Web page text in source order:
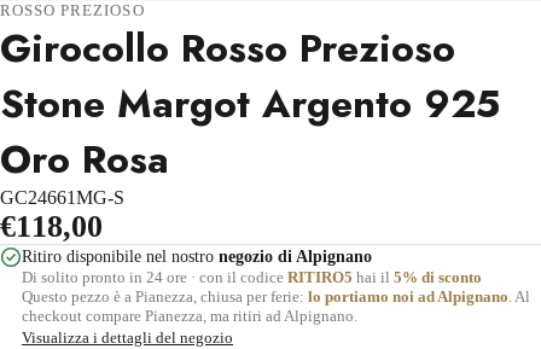
ROSSO PREZIOSO
Girocollo Rosso Prezioso
Stone Margot Argento 925
Oro Rosa
GC24661MG-S
€118,00
Ritiro disponibile nel nostro negozio di Alpignano
Di solito pronto in 24 ore · con il codice RITIRO5 hai il 5% di sconto
Questo pezzo è a Pianezza, chiusa per ferie: lo portiamo noi ad Alpignano. Al
checkout compare Pianezza, ma ritiri ad Alpignano.
Visualizza i dettagli del negozio